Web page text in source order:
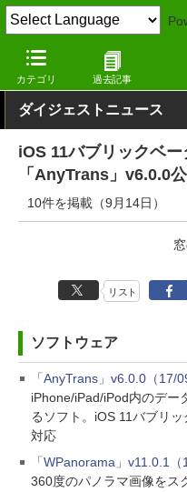
カテゴリ 過去記事
窓の杜 その他の話題
ダイジェストニュース
iOS 11バブリックベ
「AnyTrans」v6.0.0
10件を掲載（9月14日）
リスト
ソフトウェア
「AnyTrans」v6.0.0（17/
iPhone/iPad/iPod内のデー
るソフト。iOS 11バブリ
対応
「WPanorama」v11.0.1（
360度のパノラマ画像をス